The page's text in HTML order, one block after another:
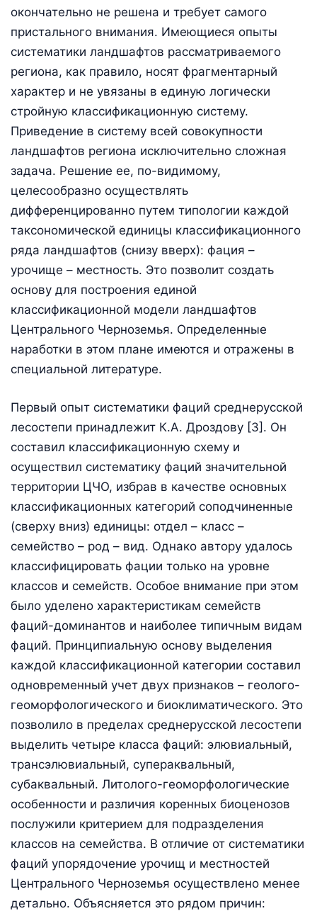
окончательно не решена и требует самого
пристального внимания. Имеющиеся опыты
систематики ландшафтов рассматриваемого
региона, как правило, носят фрагментарный
характер и не увязаны в единую логически
стройную классификационную систему.
Приведение в систему всей совокупности
ландшафтов региона исключительно сложная
задача. Решение ее, по-видимому,
целесообразно осуществлять
дифференцированно путем типологии каждой
таксономической единицы классификационного
ряда ландшафтов (снизу вверх): фация –
урочище – местность. Это позволит создать
основу для построения единой
классификационной модели ландшафтов
Центрального Черноземья. Определенные
наработки в этом плане имеются и отражены в
специальной литературе.
Первый опыт систематики фаций среднерусской
лесостепи принадлежит К.А. Дроздову [3]. Он
составил классификационную схему и
осуществил систематику фаций значительной
территории ЦЧО, избрав в качестве основных
классификационных категорий соподчиненные
(сверху вниз) единицы: отдел – класс –
семейство – род – вид. Однако автору удалось
классифицировать фации только на уровне
классов и семейств. Особое внимание при этом
было уделено характеристикам семейств
фаций-доминантов и наиболее типичным видам
фаций. Принципиальную основу выделения
каждой классификационной категории составил
одновременный учет двух признаков – геолого-
геоморфологического и биоклиматического. Это
позволило в пределах среднерусской лесостепи
выделить четыре класса фаций: элювиальный,
трансэлювиальный, супераквальный,
субаквальный. Литолого-геоморфологические
особенности и различия коренных биоценозов
послужили критерием для подразделения
классов на семейства. В отличие от систематики
фаций упорядочение урочищ и местностей
Центрального Черноземья осуществлено менее
детально. Объясняется это рядом причин: